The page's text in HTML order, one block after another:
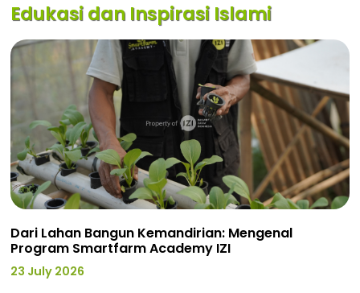
Edukasi dan Inspirasi Islami
Dari Lahan Bangun Kemandirian: Mengenal
Program Smartfarm Academy IZI
23 July 2026